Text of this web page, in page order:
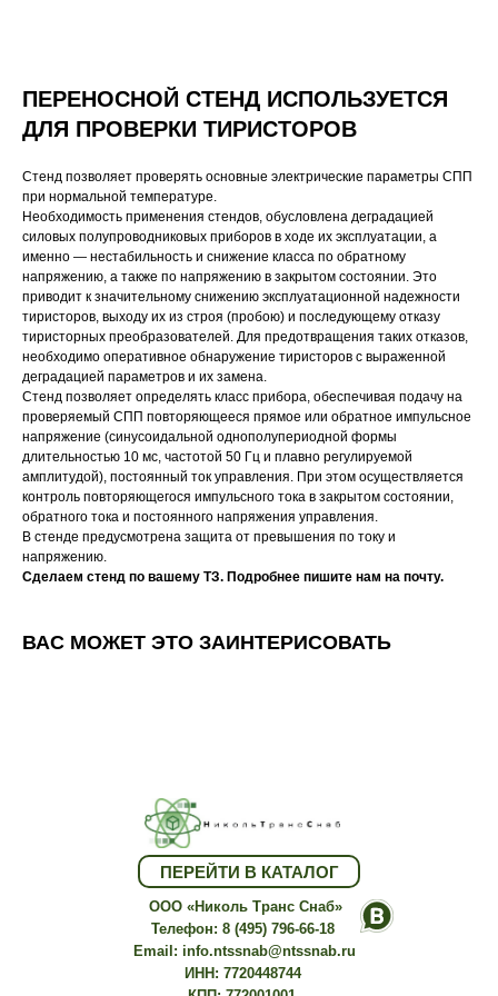
ПЕРЕНОСНОЙ СТЕНД ИСПОЛЬЗУЕТСЯ
ДЛЯ ПРОВЕРКИ ТИРИСТОРОВ
Стенд позволяет проверять основные электрические параметры СПП
при нормальной температуре.
Необходимость применения стендов, обусловлена деградацией
силовых полупроводниковых приборов в ходе их эксплуатации, а
именно — нестабильность и снижение класса по обратному
напряжению, а также по напряжению в закрытом состоянии. Это
приводит к значительному снижению эксплуатационной надежности
тиристоров, выходу их из строя (пробою) и последующему отказу
тиристорных преобразователей. Для предотвращения таких отказов,
необходимо оперативное обнаружение тиристоров с выраженной
деградацией параметров и их замена.
Стенд позволяет определять класс прибора, обеспечивая подачу на
проверяемый СПП повторяющееся прямое или обратное импульсное
напряжение (синусоидальной однополупериодной формы
длительностью 10 мс, частотой 50 Гц и плавно регулируемой
амплитудой), постоянный ток управления. При этом осуществляется
контроль повторяющегося импульсного тока в закрытом состоянии,
обратного тока и постоянного напряжения управления.
В стенде предусмотрена защита от превышения по току и
напряжению.
Сделаем стенд по вашему ТЗ. Подробнее пишите нам на почту.
ВАС МОЖЕТ ЭТО ЗАИНТЕРИСОВАТЬ
Телефон: 8 (495) 796-66-18
Email: info.ntssnab@ntssnab.ru
ООО «Николь Транс Снаб»
ИНН: 7720448744
ПЕРЕЙТИ В КАТАЛОГ